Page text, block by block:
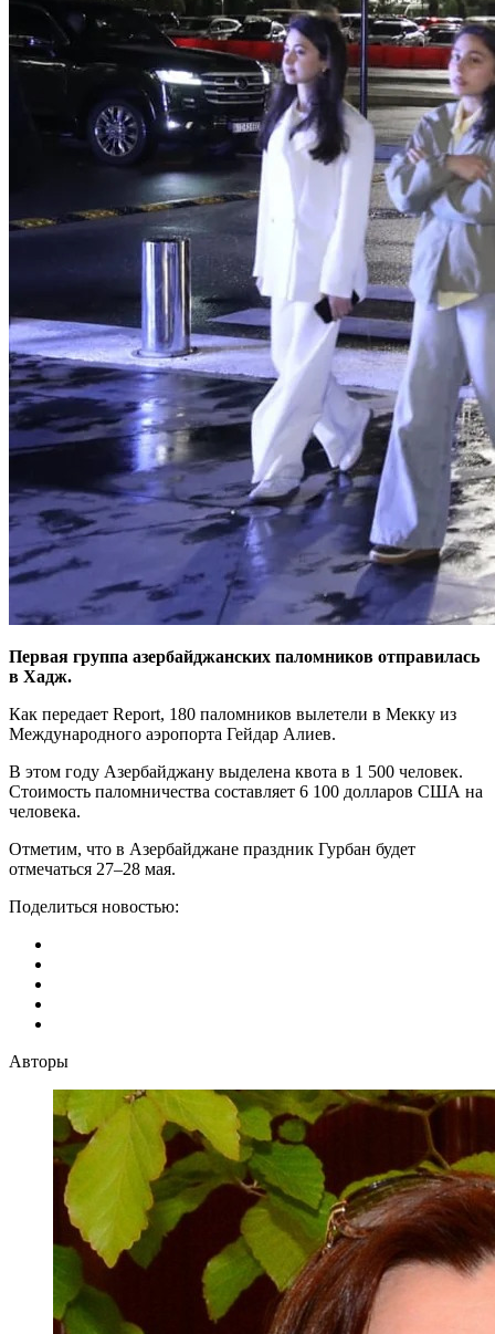
Первая группа азербайджанских паломников отправилась
в Хадж.
Как передает Report, 180 паломников вылетели в Мекку из
Международного аэропорта Гейдар Алиев.
В этом году Азербайджану выделена квота в 1 500 человек.
Стоимость паломничества составляет 6 100 долларов США на
человека.
Отметим, что в Азербайджане праздник Гурбан будет
отмечаться 27–28 мая.
Поделиться новостью:
Авторы